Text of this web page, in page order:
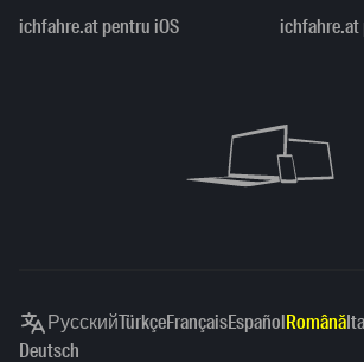
ichfahre.at pentru iOS ichfahre.at
РусскийTürkçeFrançaisEspañolRomână
Deutsch